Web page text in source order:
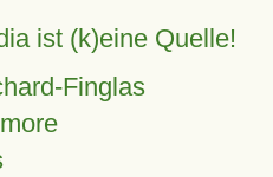
ist (k)eine Quelle!
Finglas